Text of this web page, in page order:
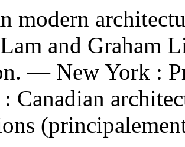
modern
and Graham
— New York :
Canadian